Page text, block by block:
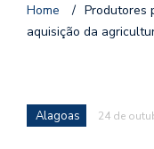
Home / Produtores
aquisição da
Alagoas 24 de